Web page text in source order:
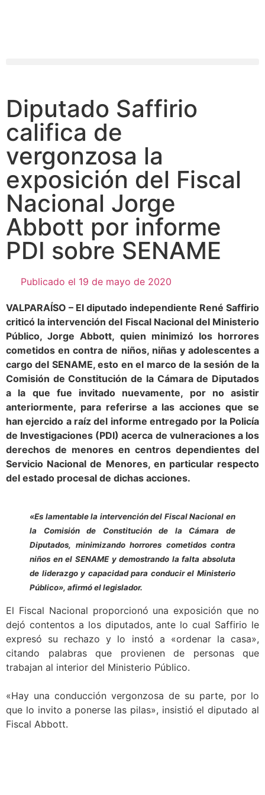
Diputado Saffirio
califica de
vergonzosa la
exposición del Fiscal
Nacional Jorge
Abbott por informe
PDI sobre SENAME
Publicado el 19 de mayo de 2020
VALPARAÍSO – El diputado independiente René Saffirio
criticó la intervención del Fiscal Nacional del Ministerio
Público, Jorge Abbott, quien minimizó los horrores
cometidos en contra de niños, niñas y adolescentes a
cargo del SENAME, esto en el marco de la sesión de la
Comisión de Constitución de la Cámara de Diputados
a la que fue invitado nuevamente, por no asistir
anteriormente, para referirse a las acciones que se
han ejercido a raíz del informe entregado por la Policía
de Investigaciones (PDI) acerca de vulneraciones a los
derechos de menores en centros dependientes del
Servicio Nacional de Menores, en particular respecto
del estado procesal de dichas acciones.
«Es lamentable la intervención del Fiscal Nacional en
la Comisión de Constitución de la Cámara de
Diputados, minimizando horrores cometidos contra
niños en el SENAME y demostrando la falta absoluta
de liderazgo y capacidad para conducir el Ministerio
Público», afirmó el legislador.
El Fiscal Nacional proporcionó una exposición que no
dejó contentos a los diputados, ante lo cual Saffirio le
expresó su rechazo y lo instó a «ordenar la casa»,
citando palabras que provienen de personas que
trabajan al interior del Ministerio Público.
«Hay una conducción vergonzosa de su parte, por lo
que lo invito a ponerse las pilas», insistió el diputado al
Fiscal Abbott.